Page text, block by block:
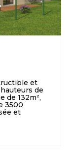
et
de
de 132m²,
3500
et